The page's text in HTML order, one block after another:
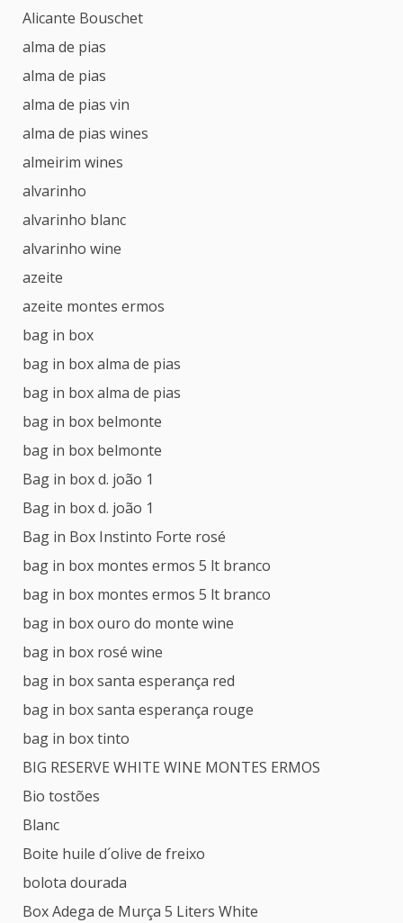
Alicante Bouschet
alma de pias
alma de pias
alma de pias vin
alma de pias wines
almeirim wines
alvarinho
alvarinho blanc
alvarinho wine
azeite
azeite montes ermos
bag in box
bag in box alma de pias
bag in box alma de pias
bag in box belmonte
bag in box belmonte
Bag in box d. joão 1
Bag in box d. joão 1
Bag in Box Instinto Forte rosé
bag in box montes ermos 5 lt branco
bag in box montes ermos 5 lt branco
bag in box ouro do monte wine
bag in box rosé wine
bag in box santa esperança red
bag in box santa esperança rouge
bag in box tinto
BIG RESERVE WHITE WINE MONTES ERMOS
Bio tostões
Blanc
Boite huile d´olive de freixo
bolota dourada
Box Adega de Murça 5 Liters White